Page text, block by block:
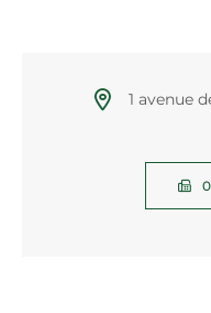
1 avenue